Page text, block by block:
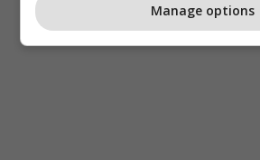
Manage options